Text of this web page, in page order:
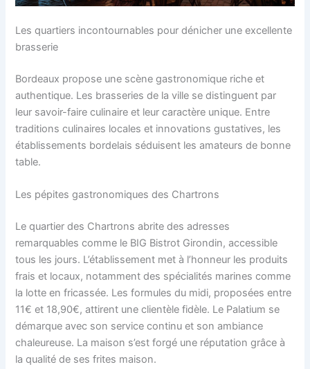
Les quartiers incontournables pour dénicher une excellente
brasserie
Bordeaux propose une scène gastronomique riche et
authentique. Les brasseries de la ville se distinguent par
leur savoir-faire culinaire et leur caractère unique. Entre
traditions culinaires locales et innovations gustatives, les
établissements bordelais séduisent les amateurs de bonne
table.
Les pépites gastronomiques des Chartrons
Le quartier des Chartrons abrite des adresses
remarquables comme le BIG Bistrot Girondin, accessible
tous les jours. L’établissement met à l’honneur les produits
frais et locaux, notamment des spécialités marines comme
la lotte en fricassée. Les formules du midi, proposées entre
11€ et 18,90€, attirent une clientèle fidèle. Le Palatium se
démarque avec son service continu et son ambiance
chaleureuse. La maison s’est forgé une réputation grâce à
la qualité de ses frites maison.